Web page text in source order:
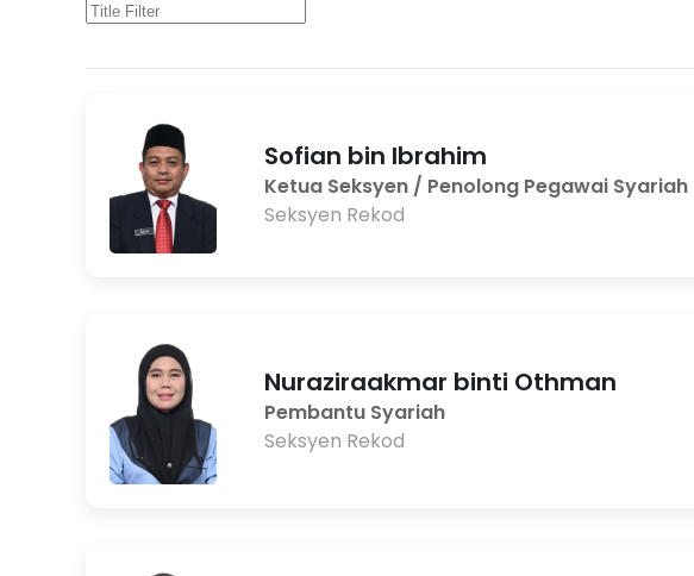
Sofian bin Ibrahim
Ketua Seksyen / Penolong Pegawai Syariah
Seksyen Rekod
Nuraziraakmar binti Othman
Pembantu Syariah
Seksyen Rekod